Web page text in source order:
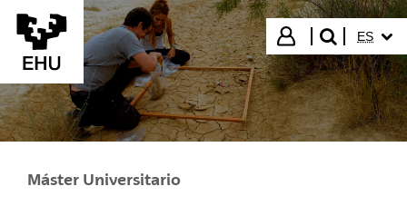
Saltar al contenido principal
Iniciar sesión
buscar"
ES
Máster Universitario